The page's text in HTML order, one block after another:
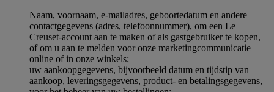
Naam, voornaam, e-mailadres, geboortedatum en andere
contactgegevens (adres, telefoonnummer), om een Le
Creuset-account aan te maken of als gastgebruiker te kopen,
of om u aan te melden voor onze marketingcommunicatie
online of in onze winkels;
uw aankoopgegevens, bijvoorbeeld datum en tijdstip van
aankoop, leveringsgegevens, product- en betalingsgegevens,